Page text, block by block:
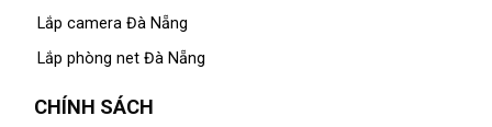
Lắp camera Đà Nẵng
Lắp phòng net Đà Nẵng
CHÍNH SÁCH